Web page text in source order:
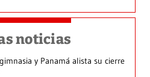
noticias
y Panamá alista su cierre